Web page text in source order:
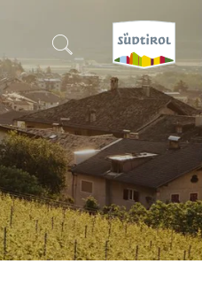
E PRENOTA
ADIGE
-